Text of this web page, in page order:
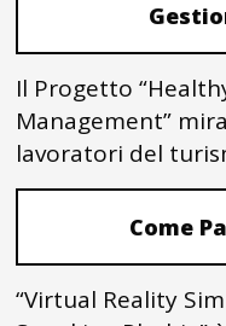
Il Progetto
Management”
lavoratori del
Come
“Virtual Reality